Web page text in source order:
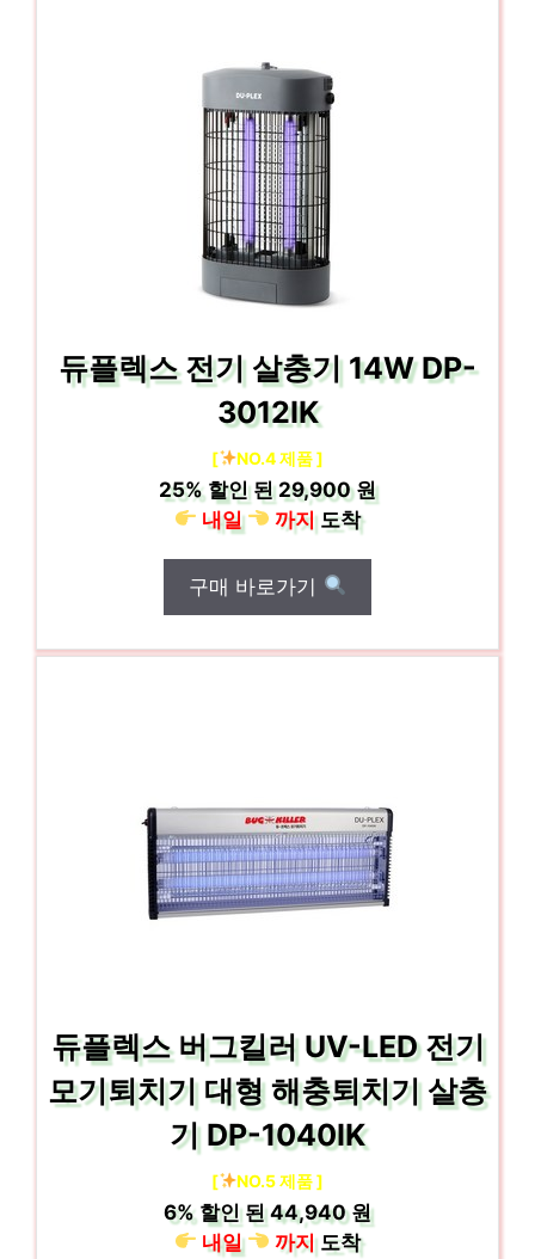
듀플렉스 전기 살충기 14W DP-
3012IK
[ NO.4 제품 ]
25% 할인 된29,900 원
내일
까지도착
구매 바로가기
듀플렉스 버그킬러 UV-LED 전기
모기퇴치기 대형 해충퇴치기 살충
기 DP-1040IK
[ NO.5 제품 ]
6% 할인 된44,940 원
내일
까지도착